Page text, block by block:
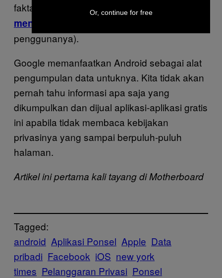
fakta bahwa
aplikasinya di Android
mengumpulkan data log panggilan
penggunanya).
Google memanfaatkan Android sebagai alat
pengumpulan data untuknya. Kita tidak akan
pernah tahu informasi apa saja yang
dikumpulkan dan dijual aplikasi-aplikasi gratis
ini apabila tidak membaca kebijakan
privasinya yang sampai berpuluh-puluh
halaman.
Artikel ini pertama kali tayang di Motherboard
Tagged:
android Aplikasi Ponsel Apple Data
pribadi Facebook iOS new york
times Pelanggaran Privasi Ponsel
Or, continue for free